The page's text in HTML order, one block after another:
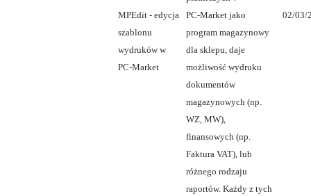
MPEdit - edycja
szablonu
wydruków w
PC-Market
PC-Market jako
program magazynowy
dla sklepu, daje
możliwość wydruku
dokumentów
magazynowych (np.
WZ, MW),
finansowych (np.
Faktura VAT), lub
różnego rodzaju
raportów. Każdy z tych
02/03/